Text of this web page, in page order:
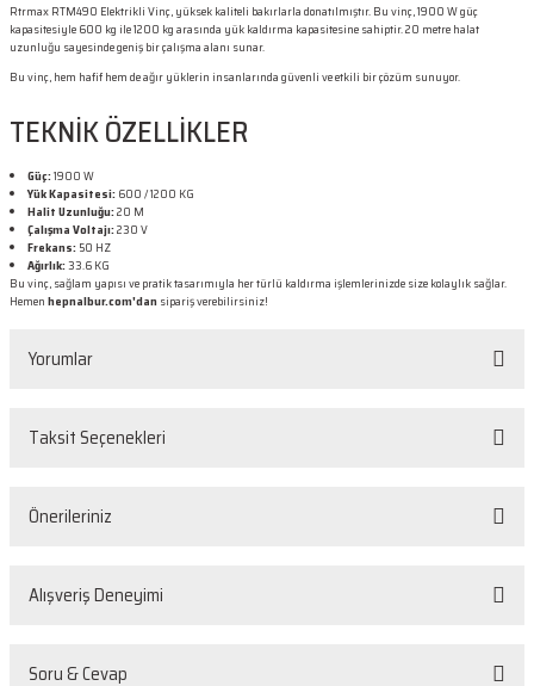
Rtrmax RTM490 Elektrikli Vinç, yüksek kaliteli bakırlarla donatılmıştır. Bu vinç, 1900 W güç
kapasitesiyle 600 kg ile 1200 kg arasında yük kaldırma kapasitesine sahiptir. 20 metre halat
uzunluğu sayesinde geniş bir çalışma alanı sunar.
Bu vinç, hem hafif hem de ağır yüklerin insanlarında güvenli ve etkili bir çözüm sunuyor.
TEKNİK ÖZELLİKLER
Güç:1900 W
Yük Kapasitesi:600 / 1200 KG
Halit Uzunluğu:20 M
Çalışma Voltajı:230 V
Frekans:50 HZ
Ağırlık:33.6 KG
Bu vinç, sağlam yapısı ve pratik tasarımıyla her türlü kaldırma işlemlerinizde size kolaylık sağlar.
Hemenhepnalbur.com'dansipariş verebilirsiniz!
Yorumlar
Taksit Seçenekleri
Önerileriniz
Bu ürünün fiyat bilgisi, resim, ürün açıklamalarında ve diğer konularda
Alışveriş Deneyimi
Sorunsuz
Soru & Cevap